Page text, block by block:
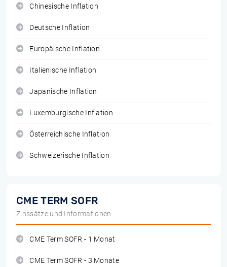
Chinesische Inflation
Deutsche Inflation
Europäische Inflation
Italienische Inflation
Japanische Inflation
Luxemburgische Inflation
Österreichische Inflation
Schweizerische Inflation
CME TERM SOFR
Zinssätze und Informationen
CME Term SOFR - 1 Monat
CME Term SOFR - 3 Monate